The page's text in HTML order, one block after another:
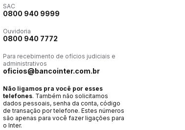
SAC
0800 940 9999
Ouvidoria
0800 940 7772
Para recebimento de ofícios judiciais e
administrativos
oficios@bancointer.com.br
Não ligamos pra você por esses
telefones. Também não solicitamos
dados pessoais, senha da conta, código
de transação por telefone. Estes números
são apenas para você fazer ligações para
o Inter.